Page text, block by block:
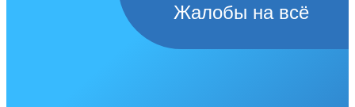
Жалобы на всё